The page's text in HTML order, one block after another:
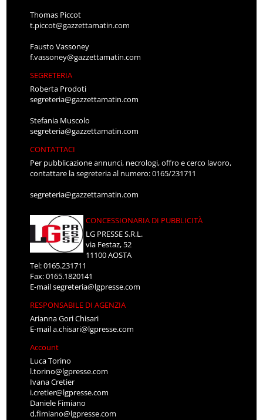
Thomas Piccot
t.piccot@gazzettamatin.com
Fausto Vassoney
f.vassoney@gazzettamatin.com
SEGRETERIA
Roberta Prodoti
segreteria@gazzettamatin.com
Stefania Muscolo
segreteria@gazzettamatin.com
CONTATTACI
Per pubblicazione annunci, necrologi, offro e cerco lavoro,
contattare la segreteria al numero: 0165/231711
segreteria@gazzettamatin.com
CONCESSIONARIA DI PUBBLICITÀ
LG PRESSE S.R.L.
via Festaz, 52
11100 AOSTA
Tel: 0165.231711
Fax: 0165.1820141
E-mailsegreteria@lgpresse.com
RESPONSABILE DI AGENZIA
Arianna Gori Chisari
E-maila.chisari@lgpresse.com
Account
Luca Torino
l.torino@lgpresse.com
Ivana Cretier
i.cretier@lgpresse.com
Daniele Fimiano
d.fimiano@lgpresse.com